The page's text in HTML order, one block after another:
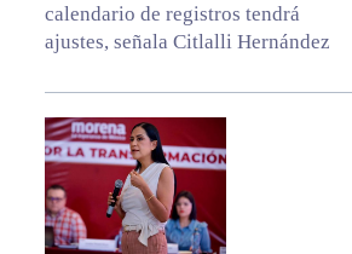
calendario de registros tendrá
ajustes, señala Citlalli Hernández